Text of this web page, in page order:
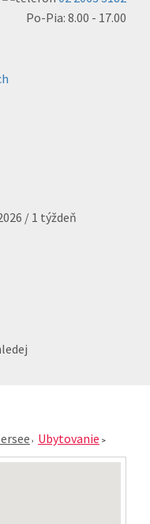
Po-Pia: 8.00 - 17.00
/ 1 týždeň
Ubytovanie